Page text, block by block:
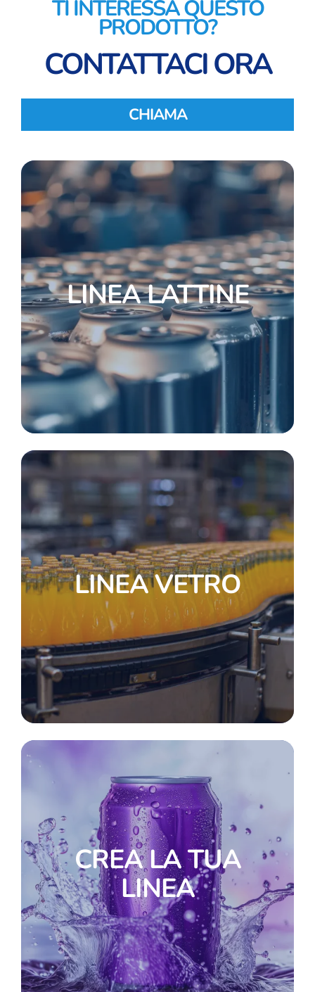
TI INTERESSA QUESTO
PRODOTTO?
CONTATTACI ORA
CHIAMA
LINEA LATTINE
LINEA VETRO
CREA LA TUA
LINEA